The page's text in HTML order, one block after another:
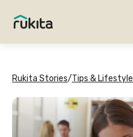
Rukita Stories/Tips & Lifestyle